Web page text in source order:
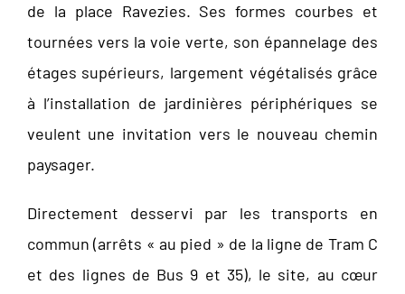
de la place Ravezies. Ses formes courbes et
tournées vers la voie verte, son épannelage des
étages supérieurs, largement végétalisés grâce
à l’installation de jardinières périphériques se
veulent une invitation vers le nouveau chemin
paysager.
Directement desservi par les transports en
commun (arrêts « au pied » de la ligne de Tram C
et des lignes de Bus 9 et 35), le site, au cœur